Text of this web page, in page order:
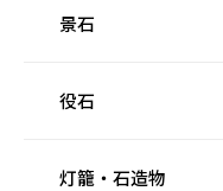
景石
役石
灯籠・石造物